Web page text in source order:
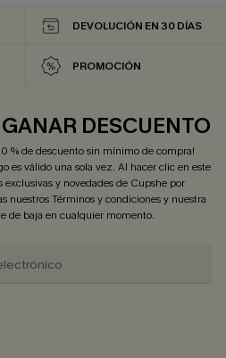
DEVOLUCIÓN EN 30 DÍAS
PROMOCIÓN
DESCUENTO
% de descuento sin mínimo de compra!
es válido una sola vez. Al hacer clic en este
y novedades de Cupshe por
nuestrosTérminos y condicionesy nuestra
de baja en cualquier momento.